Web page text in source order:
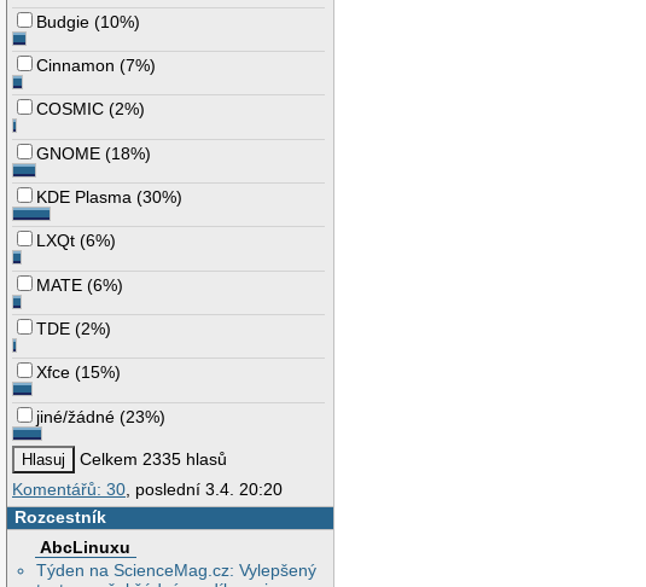
Budgie (10%)
Cinnamon (7%)
COSMIC (2%)
GNOME (18%)
KDE Plasma (30%)
LXQt (6%)
MATE (6%)
TDE (2%)
Xfce (15%)
jiné/žádné (23%)
Celkem 2335 hlasů
Komentářů: 30, poslední 3.4. 20:20
Rozcestník
AbcLinuxu
Týden na ScienceMag.cz: Vylepšený